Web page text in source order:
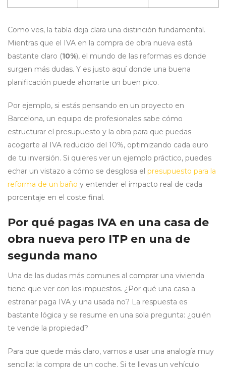
Como ves, la tabla deja clara una distinción fundamental.
Mientras que el IVA en la compra de obra nueva está
bastante claro (10%), el mundo de las reformas es donde
surgen más dudas. Y es justo aquí donde una buena
planificación puede ahorrarte un buen pico.
Por ejemplo, si estás pensando en un proyecto en
Barcelona, un equipo de profesionales sabe cómo
estructurar el presupuesto y la obra para que puedas
acogerte al IVA reducido del 10%, optimizando cada euro
de tu inversión. Si quieres ver un ejemplo práctico, puedes
echar un vistazo a cómo se desglosa el presupuesto para la
reforma de un baño y entender el impacto real de cada
porcentaje en el coste final.
Por qué pagas IVA en una casa de
obra nueva pero ITP en una de
segunda mano
Una de las dudas más comunes al comprar una vivienda
tiene que ver con los impuestos. ¿Por qué una casa a
estrenar paga IVA y una usada no? La respuesta es
bastante lógica y se resume en una sola pregunta: ¿quién
te vende la propiedad?
Para que quede más claro, vamos a usar una analogía muy
sencilla: la compra de un coche. Si te llevas un vehículo